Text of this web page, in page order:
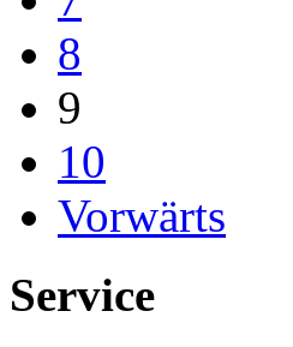
8
9
10
Vorwärts
Service